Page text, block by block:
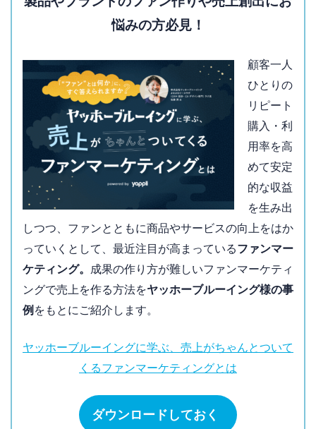
悩みの方必見！
顧客一人
ひとりの
リピート
購入・利
用率を高
めて安定
的な収益
を生み出
しつつ、ファンとともに商品やサービスの向上をはか
っていくとして、最近注目が高まっているファンマー
ケティング。
成果の作り方が難しいファンマーケティ
ングで売上を作る方法をヤッホーブルーイング様の事
例 をもとにご紹介します。
ヤッホーブルーイングに学ぶ、売上がちゃんとついて
くるファンマーケティングとは
ダウンロードしておく